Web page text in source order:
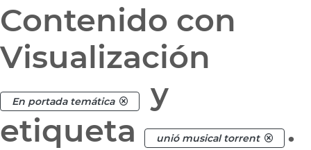
Contenido con
Visualización
En portada temática
y
etiqueta
unió musical torrent .